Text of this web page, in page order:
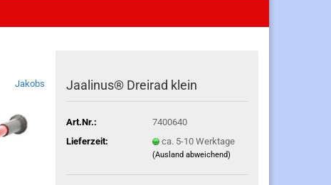
Jakobs Jaalinus® Dreirad klein
Art.Nr.:
7400640
Lieferzeit:
ca. 5-10 Werktage
(Ausland abweichend)